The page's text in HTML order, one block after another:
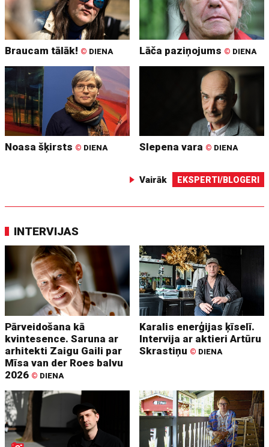
Braucam tālāk! © DIENA Lāča paziņojums © DIENA
Noasa šķirsts © DIENA Slepena vara © DIENA
Vairāk EKSPERTI/BLOGERI
INTERVIJAS
Pārveidošana kā
kvintesence. Saruna ar
arhitekti Zaigu Gaili par
Mīsa van der Roes balvu
2026 © DIENA
Karalis enerģijas ķīselī.
Intervija ar aktieri Artūru
Skrastiņu © DIENA